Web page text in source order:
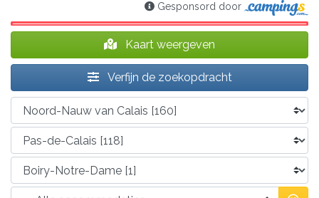
Gesponsord door
Kaart weergeven
Verfijn de zoekopdracht